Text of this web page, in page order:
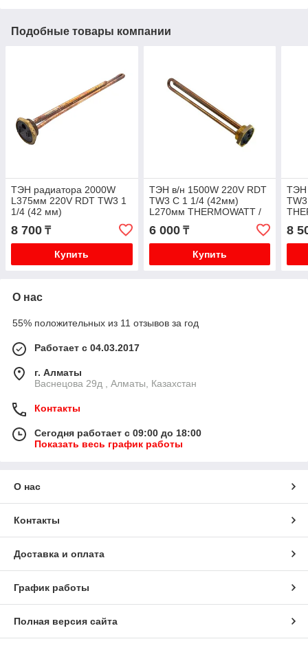
Подобные товары компании
ТЭН радиатора 2000W
L375мм 220V RDT TW3 1
1/4 (42 мм)
THERMOWATT /медь/
8 700 ₸
Купить
ТЭН в/н 1500W 220V RDT
TW3 C 1 1/4 (42мм)
L270мм THERMOWATT /
6 000₸
Купить
ТЭН
8
О нас
55% положительных из 11 отзывов за год
Работает с 04.03.2017
г. Алматы
Васнецова 29д , Алматы, Казахстан
Контакты
Сегодня работает с 09:00 до 18:00
Показать весь график работы
О нас
Контакты
Доставка и оплата
График работы
Полная версия сайта